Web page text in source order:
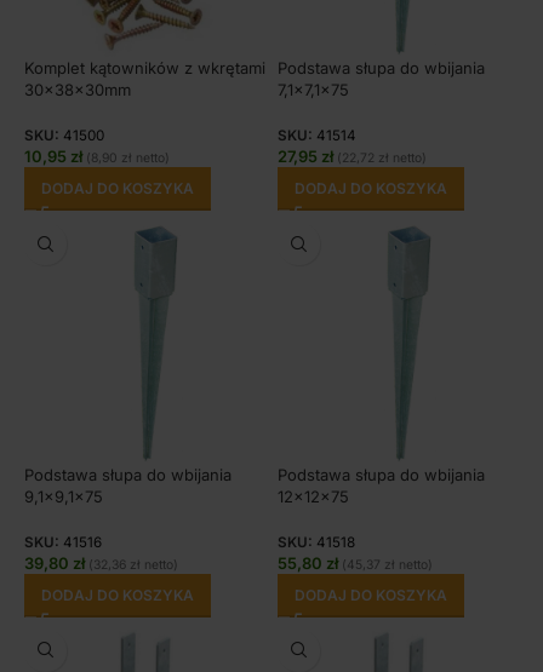
Komplet kątowników z wkrętami
30x38x30mm
SKU: 41500
10,95 zł (8,90 zł netto)
DODAJ DO KOSZYKA
Podstawa słupa do wbijania
7,1×7,1×75
SKU: 41514
27,95 zł (22,72 zł netto)
DODAJ DO KOSZYKA
Podstawa słupa do wbijania
9,1×9,1×75
SKU: 41516
39,80 zł (32,36 zł netto)
DODAJ DO KOSZYKA
Podstawa słupa do wbijania
12x12x75
SKU: 41518
55,80 zł (45,37 zł netto)
DODAJ DO KOSZYKA